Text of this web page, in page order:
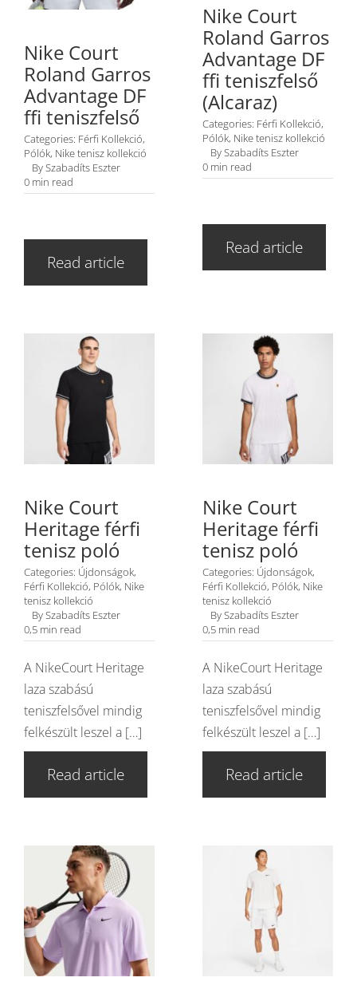
Nike Court
Roland Garros
Advantage DF
ffi teniszfelső
Categories: Férfi Kollekció,
Pólók, Nike tenisz kollekció
BySzabadíts Eszter
0 min read
Read article
Nike Court
Roland Garros
Advantage DF
ffi teniszfelső
(Alcaraz)
Categories: Férfi Kollekció,
Pólók, Nike tenisz kollekció
BySzabadíts Eszter
0 min read
Read article
Nike Court
Heritage férfi
tenisz poló
Categories: Újdonságok,
Férfi Kollekció, Pólók, Nike
tenisz kollekció
BySzabadíts Eszter
0,5 min read
A NikeCourt Heritage
laza szabású
teniszfelsővel mindig
felkészült leszel a […]
Read article
Nike Court
Heritage férfi
tenisz poló
Categories: Újdonságok,
Férfi Kollekció, Pólók, Nike
tenisz kollekció
BySzabadíts Eszter
0,5 min read
A NikeCourt Heritage
laza szabású
teniszfelsővel mindig
felkészült leszel a […]
Read article